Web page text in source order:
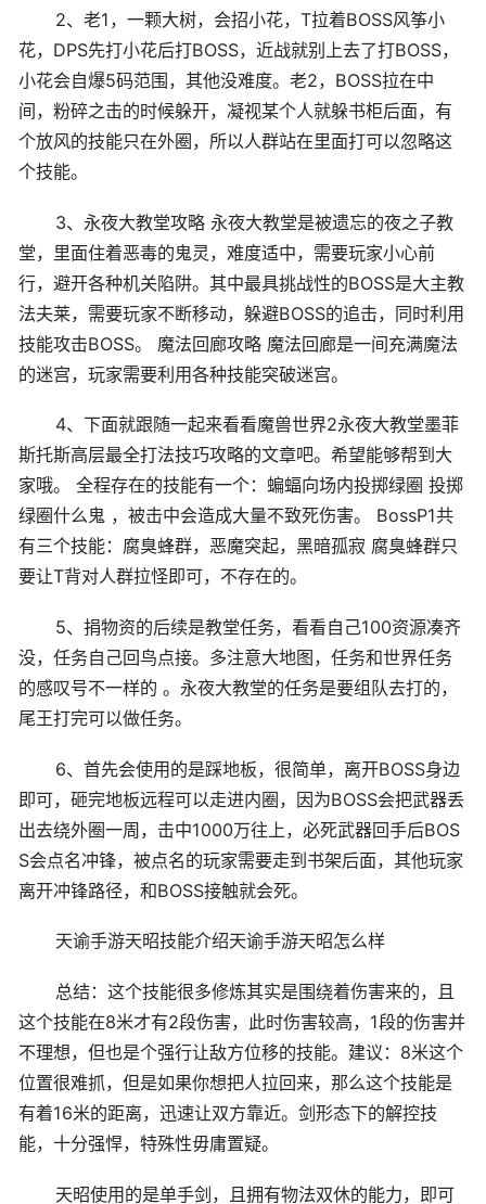
2、老1，一颗大树，会招小花，T拉着BOSS风筝小
花，DPS先打小花后打BOSS，近战就别上去了打BOSS，
小花会自爆5码范围，其他没难度。老2，BOSS拉在中
间，粉碎之击的时候躲开，凝视某个人就躲书柜后面，有
个放风的技能只在外圈，所以人群站在里面打可以忽略这
个技能。
3、永夜大教堂攻略 永夜大教堂是被遗忘的夜之子教
堂，里面住着恶毒的鬼灵，难度适中，需要玩家小心前
行，避开各种机关陷阱。其中最具挑战性的BOSS是大主教
法夫莱，需要玩家不断移动，躲避BOSS的追击，同时利用
技能攻击BOSS。 魔法回廊攻略 魔法回廊是一间充满魔法
的迷宫，玩家需要利用各种技能突破迷宫。
4、下面就跟随一起来看看魔兽世界2永夜大教堂墨菲
斯托斯高层最全打法技巧攻略的文章吧。希望能够帮到大
家哦。 全程存在的技能有一个：蝙蝠向场内投掷绿圈 投掷
绿圈什么鬼 ，被击中会造成大量不致死伤害。 BossP1共
有三个技能：腐臭蜂群，恶魔突起，黑暗孤寂 腐臭蜂群只
要让T背对人群拉怪即可，不存在的。
5、捐物资的后续是教堂任务，看看自己100资源凑齐
没，任务自己回鸟点接。多注意大地图，任务和世界任务
的感叹号不一样的 。永夜大教堂的任务是要组队去打的，
尾王打完可以做任务。
6、首先会使用的是踩地板，很简单，离开BOSS身边
即可，砸完地板远程可以走进内圈，因为BOSS会把武器丢
出去绕外圈一周，击中1000万往上，必死武器回手后BOS
S会点名冲锋，被点名的玩家需要走到书架后面，其他玩家
离开冲锋路径，和BOSS接触就会死。
天谕手游天昭技能介绍天谕手游天昭怎么样
总结：这个技能很多修炼其实是围绕着伤害来的，且
这个技能在8米才有2段伤害，此时伤害较高，1段的伤害并
不理想，但也是个强行让敌方位移的技能。建议：8米这个
位置很难抓，但是如果你想把人拉回来，那么这个技能是
有着16米的距离，迅速让双方靠近。剑形态下的解控技
能，十分强悍，特殊性毋庸置疑。
天昭使用的是单手剑，且拥有物法双休的能力，即可